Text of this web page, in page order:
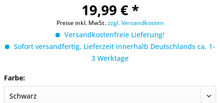
19,99 € *
Preise inkl. MwSt.zzgl. Versandkosten
Versandkostenfreie Lieferung!
Sofort versandfertig, Lieferzeit innerhalb Deutschlands ca. 1-
3 Werktage
Farbe: